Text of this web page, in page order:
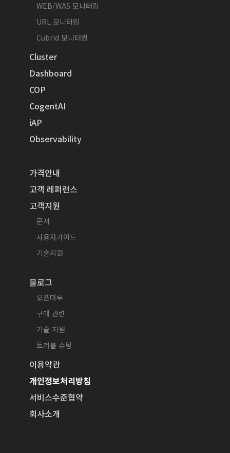
WEB/WAS 모니터링
URL 모니터링
Cubrid 모니터링
Cluster
Dashboard
COP
CogentAI
iAP
Observability
가격안내
고객 레퍼런스
고객지원
문서
사용자가이드
기술지원
블로그
오픈마루
구매 관련
기술 지원
트러블 슈팅
이용약관
개인정보처리방침
서비스수준협약
회사소개